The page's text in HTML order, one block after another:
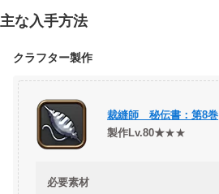
主な入手方法
クラフター製作
裁縫師 秘伝書：第8巻
製作Lv.80★★★
必要素材